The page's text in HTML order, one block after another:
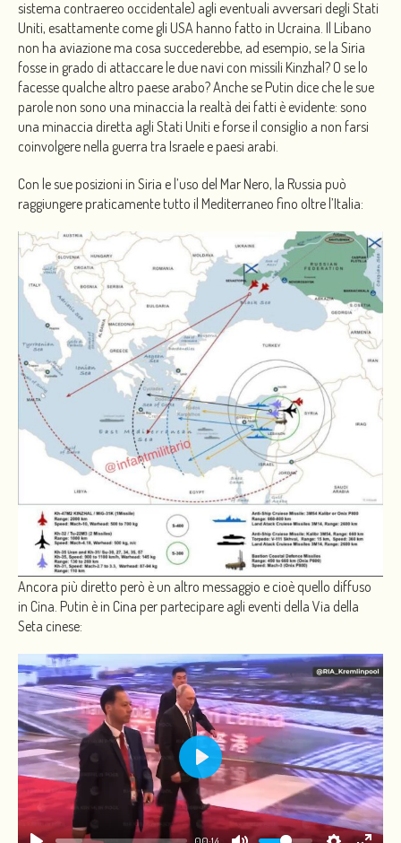
sistema contraereo occidentale) agli eventuali avversari degli Stati
Uniti, esattamente come gli USA hanno fatto in Ucraina. Il Libano
non ha aviazione ma cosa succederebbe, ad esempio, se la Siria
fosse in grado di attaccare le due navi con missili Kinzhal? O se lo
facesse qualche altro paese arabo? Anche se Putin dice che le sue
parole non sono una minaccia la realtà dei fatti è evidente: sono
una minaccia diretta agli Stati Uniti e forse il consiglio a non farsi
coinvolgere nella guerra tra Israele e paesi arabi.
Con le sue posizioni in Siria e l’uso del Mar Nero, la Russia può
raggiungere praticamente tutto il Mediterraneo fino oltre l’Italia:
Ancora più diretto però è un altro messaggio e cioè quello diffuso
in Cina. Putin è in Cina per partecipare agli eventi della Via della
Seta cinese:
PLAY